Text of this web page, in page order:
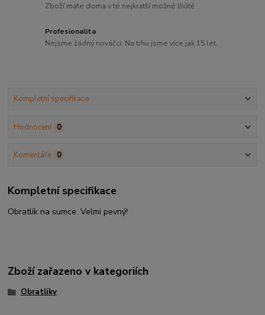
Zboží máte doma v té nejkratší možné lhůtě
Profesionalita
Nejsme žádný nováčci. Na trhu jsme více jak 15 let.
Kompletní specifikace
Hodnocení 0
Komentáře 0
Kompletní specifikace
Obratlík na sumce. Velmi pevný!
Zboží zařazeno v kategoriích
Obratlíky